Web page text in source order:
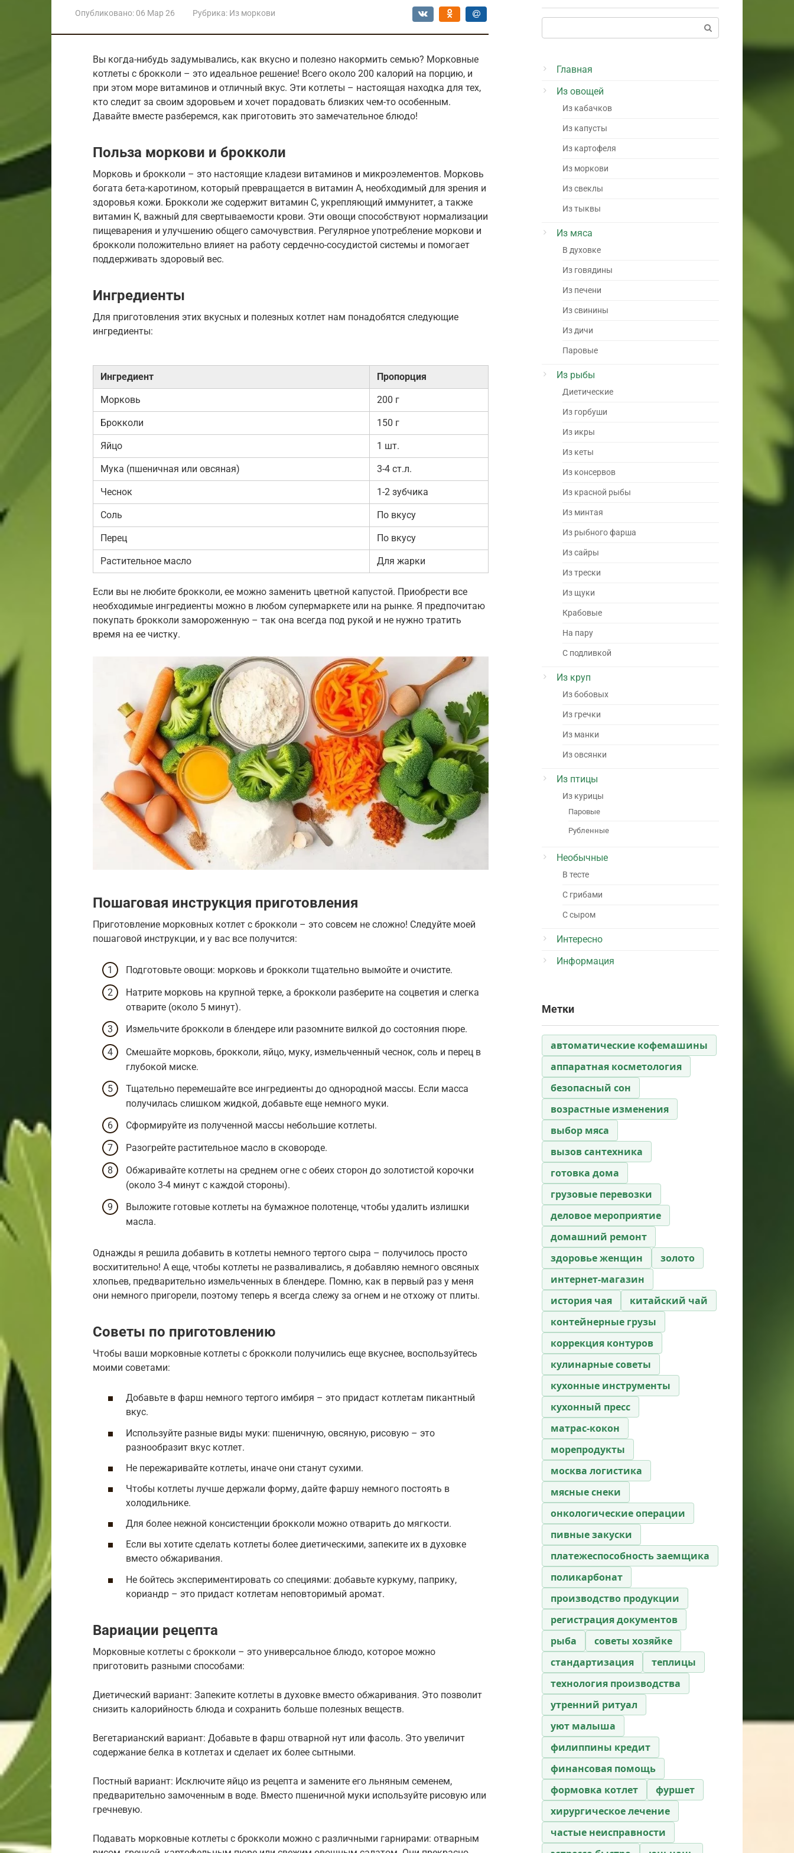
Опубликовано: 06 Мар 26 Рубрика: Из моркови
Вы когда-нибудь задумывались, как вкусно и полезно накормить семью? Морковные
котлеты с брокколи – это идеальное решение! Всего около 200 калорий на порцию, и
при этом море витаминов и отличный вкус. Эти котлеты – настоящая находка для тех,
кто следит за своим здоровьем и хочет порадовать близких чем-то особенным.
Давайте вместе разберемся, как приготовить это замечательное блюдо!
Польза моркови и брокколи
Морковь и брокколи – это настоящие кладези витаминов и микроэлементов. Морковь
богата бета-каротином, который превращается в витамин А, необходимый для зрения и
здоровья кожи. Брокколи же содержит витамин С, укрепляющий иммунитет, а также
витамин К, важный для свертываемости крови. Эти овощи способствуют нормализации
пищеварения и улучшению общего самочувствия. Регулярное употребление моркови и
брокколи положительно влияет на работу сердечно-сосудистой системы и помогает
поддерживать здоровый вес.
Ингредиенты
Для приготовления этих вкусных и полезных котлет нам понадобятся следующие
ингредиенты:
Ингредиент Пропорция
Морковь 200 г
Брокколи 150 г
Яйцо 1 шт.
Мука (пшеничная или овсяная) 3-4 ст.л.
Чеснок 1-2 зубчика
Соль По вкусу
Перец По вкусу
Растительное масло Для жарки
Если вы не любите брокколи, ее можно заменить цветной капустой. Приобрести все
необходимые ингредиенты можно в любом супермаркете или на рынке. Я предпочитаю
покупать брокколи замороженную – так она всегда под рукой и не нужно тратить
время на ее чистку.
Пошаговая инструкция приготовления
Приготовление морковных котлет с брокколи – это совсем не сложно! Следуйте моей
пошаговой инструкции, и у вас все получится:
Подготовьте овощи: морковь и брокколи тщательно вымойте и очистите.
Натрите морковь на крупной терке, а брокколи разберите на соцветия и слегка
отварите (около 5 минут).
Измельчите брокколи в блендере или разомните вилкой до состояния пюре.
Смешайте морковь, брокколи, яйцо, муку, измельченный чеснок, соль и перец в
глубокой миске.
Тщательно перемешайте все ингредиенты до однородной массы. Если масса
получилась слишком жидкой, добавьте еще немного муки.
Сформируйте из полученной массы небольшие котлеты.
Разогрейте растительное масло в сковороде.
Обжаривайте котлеты на среднем огне с обеих сторон до золотистой корочки
(около 3-4 минут с каждой стороны).
Выложите готовые котлеты на бумажное полотенце, чтобы удалить излишки
масла.
Однажды я решила добавить в котлеты немного тертого сыра – получилось просто
восхитительно! А еще, чтобы котлеты не разваливались, я добавляю немного овсяных
хлопьев, предварительно измельченных в блендере. Помню, как в первый раз у меня
они немного пригорели, поэтому теперь я всегда слежу за огнем и не отхожу от плиты.
Советы по приготовлению
Чтобы ваши морковные котлеты с брокколи получились еще вкуснее, воспользуйтесь
моими советами:
Добавьте в фарш немного тертого имбиря – это придаст котлетам пикантный
вкус.
Используйте разные виды муки: пшеничную, овсяную, рисовую – это
разнообразит вкус котлет.
Не пережаривайте котлеты, иначе они станут сухими.
Чтобы котлеты лучше держали форму, дайте фаршу немного постоять в
холодильнике.
Для более нежной консистенции брокколи можно отварить до мягкости.
Если вы хотите сделать котлеты более диетическими, запеките их в духовке
вместо обжаривания.
Не бойтесь экспериментировать со специями: добавьте куркуму, паприку,
кориандр – это придаст котлетам неповторимый аромат.
Вариации рецепта
Морковные котлеты с брокколи – это универсальное блюдо, которое можно
приготовить разными способами:
Диетический вариант: Запеките котлеты в духовке вместо обжаривания. Это позволит
снизить калорийность блюда и сохранить больше полезных веществ.
Вегетарианский вариант: Добавьте в фарш отварной нут или фасоль. Это увеличит
содержание белка в котлетах и сделает их более сытными.
Постный вариант: Исключите яйцо из рецепта и замените его льняным семенем,
предварительно замоченным в воде. Вместо пшеничной муки используйте рисовую или
гречневую.
Подавать морковные котлеты с брокколи можно с различными гарнирами: отварным
Главная
Из овощей
Из кабачков
Из капусты
Из картофеля
Из моркови
Из свеклы
Из тыквы
Из мяса
В духовке
Из говядины
Из печени
Из свинины
Из дичи
Паровые
Из рыбы
Диетические
Из горбуши
Из икры
Из кеты
Из консервов
Из красной рыбы
Из минтая
Из рыбного фарша
Из сайры
Из трески
Из щуки
Крабовые
На пару
С подливкой
Из круп
Из бобовых
Из гречки
Из манки
Из овсянки
Из птицы
Из курицы
Паровые
Рубленные
Необычные
В тесте
С грибами
С сыром
Интересно
Информация
Метки
автоматические кофемашины
аппаратная косметология
безопасный сон
возрастные изменения
выбор мяса
вызов сантехника
готовка дома
грузовые перевозки
деловое мероприятие
домашний ремонт
здоровье женщин
золото
интернет-магазин
история чая
китайский чай
контейнерные грузы
коррекция контуров
кулинарные советы
кухонные инструменты
кухонный пресс
матрас-кокон
морепродукты
москва логистика
мясные снеки
онкологические операции
пивные закуски
платежеспособность заемщика
поликарбонат
производство продукции
регистрация документов
рыба
советы хозяйке
стандартизация
теплицы
технология производства
утренний ритуал
уют малыша
филиппины кредит
финансовая помощь
формовка котлет
фуршет
хирургическое лечение
частые неисправности